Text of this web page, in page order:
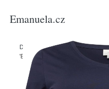
Emanuela.cz
Domů Produkty Ženy /Oblečení
'Bonnie' ONLY Carmakoma noční